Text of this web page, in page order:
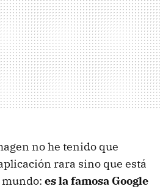
no he tenido que
rara sino que está
mundo: es la famosa Google